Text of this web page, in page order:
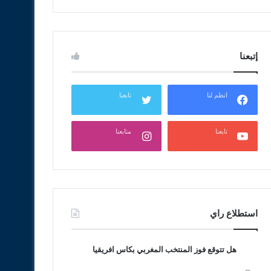
إتبعنا
انظم لنا تابعنا
تابعنا متابعنا
استطلاع راي
هل تتوقع فوز المنتخب المغربي بكاس افريقيا